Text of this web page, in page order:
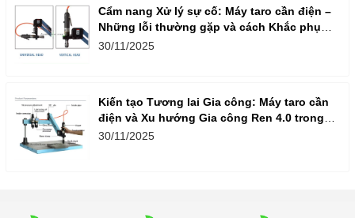
Cẩm nang Xử lý sự cố: Máy taro cần điện –
Những lỗi thường gặp và cách Khắc phục
nhanh, hiệu quả
30/11/2025
Kiến tạo Tương lai Gia công: Máy taro cần
điện và Xu hướng Gia công Ren 4.0 trong
Doanh nghiệp Việt
30/11/2025